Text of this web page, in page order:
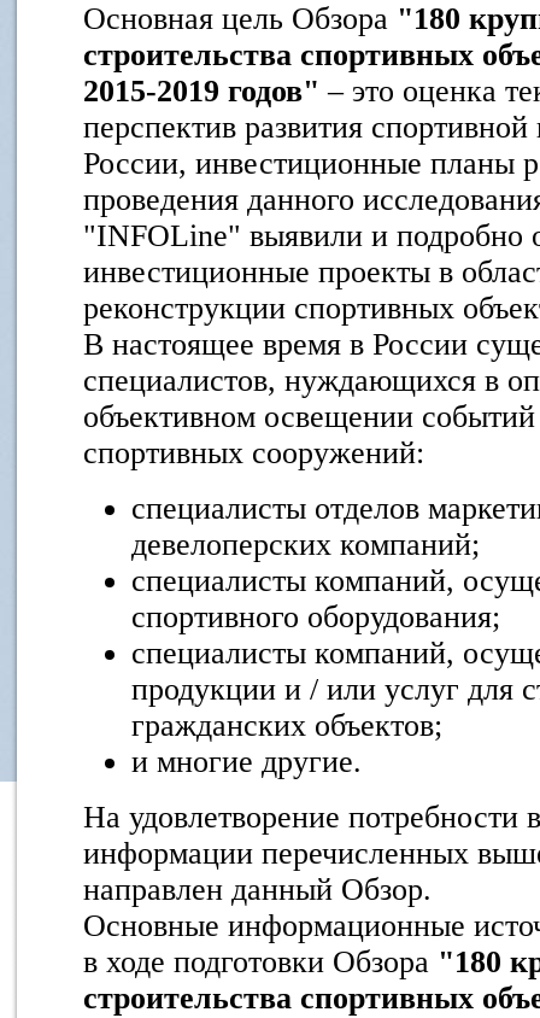
Основная цель Обзора "180
строительства спортивных
2015-2019 годов" – это оценка
перспектив развития
России, инвестиционные планы
проведения данного
"INFOLine" выявили и подробно
инвестиционные проекты в
реконструкции спортивных
В настоящее время в России
специалистов, нуждающихся в
объективном освещении
спортивных сооружений:
специалисты отделов
девелоперских компаний;
специалисты компаний,
спортивного оборудования;
специалисты компаний,
продукции и / или услуг для
гражданских объектов;
и многие другие.
На удовлетворение потребности
информации перечисленных
направлен данный Обзор.
Основные информационные
в ходе подготовки Обзора "180
строительства спортивных